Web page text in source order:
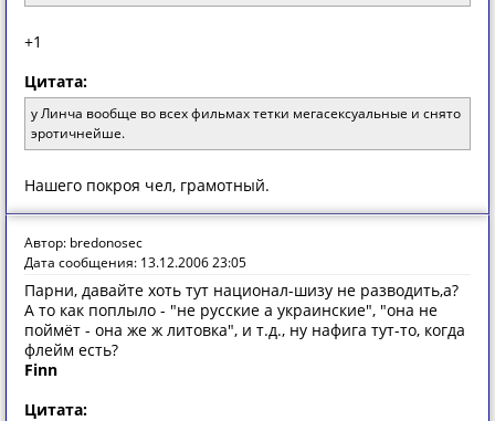
+1
Цитата:
у Линча вообще во всех фильмах тетки мегасексуальные и снято
эротичнейше.
Нашего покроя чел, грамотный.
Автор: bredonosec
Дата сообщения: 13.12.2006 23:05
Парни, давайте хоть тут национал-шизу не разводить,а?
А то как поплыло - "не русские а украинские", "она не
поймёт - она же ж литовка", и т.д., ну нафига тут-то, когда
флейм есть?
Finn
Цитата: